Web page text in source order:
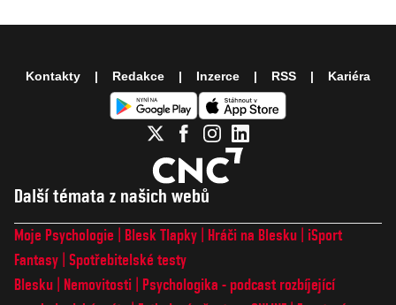
Další témata z našich webů
Moje Psychologie Blesk Tlapky Hráči na Blesku
iSport
Fantasy Spotřebitelské testy
Blesku
Nemovitosti
Psychologika - podcast rozbíjející
Kontakty Redakce Inzerce RSS Kariéra